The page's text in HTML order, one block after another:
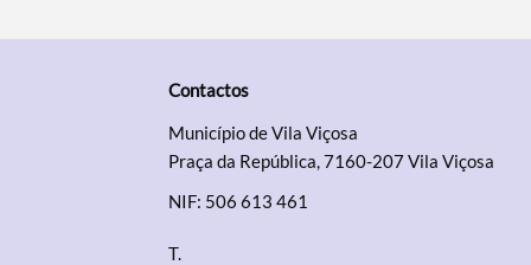
Contactos
Município de Vila Viçosa
Praça da República, 7160-207 Vila Viçosa
NIF: 506 613 461
T.